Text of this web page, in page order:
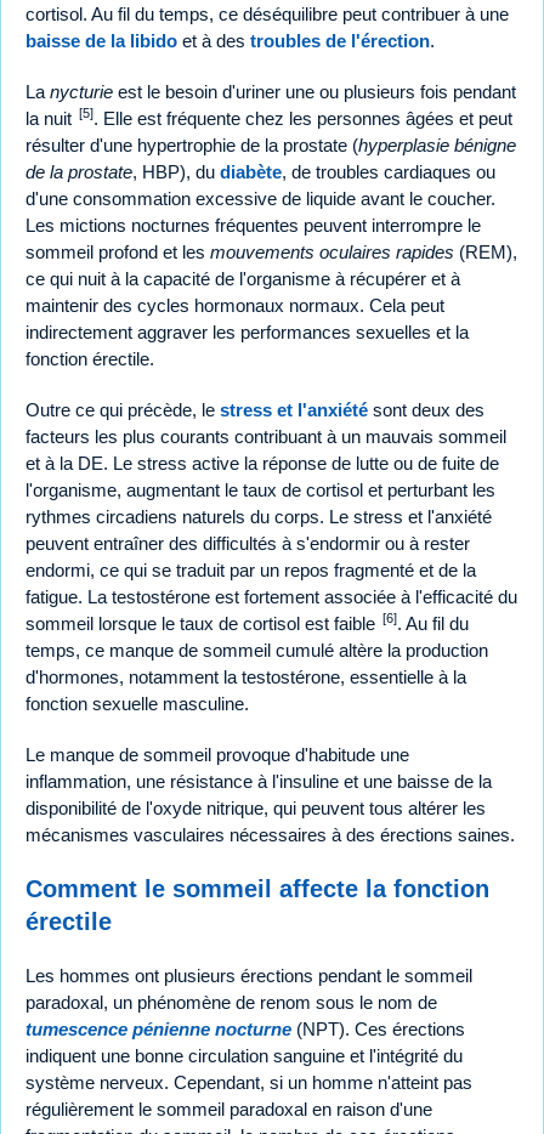
cortisol. Au fil du temps, ce déséquilibre peut contribuer à une
baisse de la libido et à des troubles de l'érection.
La nycturie est le besoin d'uriner une ou plusieurs fois pendant
la nuit [5]. Elle est fréquente chez les personnes âgées et peut
résulter d'une hypertrophie de la prostate (hyperplasie bénigne
de la prostate, HBP), du diabète, de troubles cardiaques ou
d'une consommation excessive de liquide avant le coucher.
Les mictions nocturnes fréquentes peuvent interrompre le
sommeil profond et les mouvements oculaires rapides (REM),
ce qui nuit à la capacité de l'organisme à récupérer et à
maintenir des cycles hormonaux normaux. Cela peut
indirectement aggraver les performances sexuelles et la
fonction érectile.
Outre ce qui précède, le stress et l'anxiété sont deux des
facteurs les plus courants contribuant à un mauvais sommeil
et à la DE. Le stress active la réponse de lutte ou de fuite de
l'organisme, augmentant le taux de cortisol et perturbant les
rythmes circadiens naturels du corps. Le stress et l'anxiété
peuvent entraîner des difficultés à s'endormir ou à rester
endormi, ce qui se traduit par un repos fragmenté et de la
fatigue. La testostérone est fortement associée à l'efficacité du
sommeil lorsque le taux de cortisol est faible [6]. Au fil du
temps, ce manque de sommeil cumulé altère la production
d'hormones, notamment la testostérone, essentielle à la
fonction sexuelle masculine.
Le manque de sommeil provoque d'habitude une
inflammation, une résistance à l'insuline et une baisse de la
disponibilité de l'oxyde nitrique, qui peuvent tous altérer les
mécanismes vasculaires nécessaires à des érections saines.
Comment le sommeil affecte la fonction
érectile
Les hommes ont plusieurs érections pendant le sommeil
paradoxal, un phénomène de renom sous le nom de
tumescence pénienne nocturne (NPT). Ces érections
indiquent une bonne circulation sanguine et l'intégrité du
système nerveux. Cependant, si un homme n'atteint pas
régulièrement le sommeil paradoxal en raison d'une